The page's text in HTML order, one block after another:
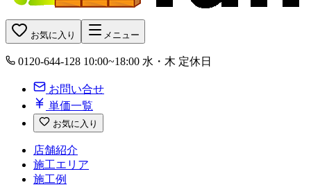
お気に入り メニュー
0120-644-128 10:00~18:00 水・木 定休日
お問い合せ
単価一覧
お気に入り
店舗紹介
施工エリア
施工例